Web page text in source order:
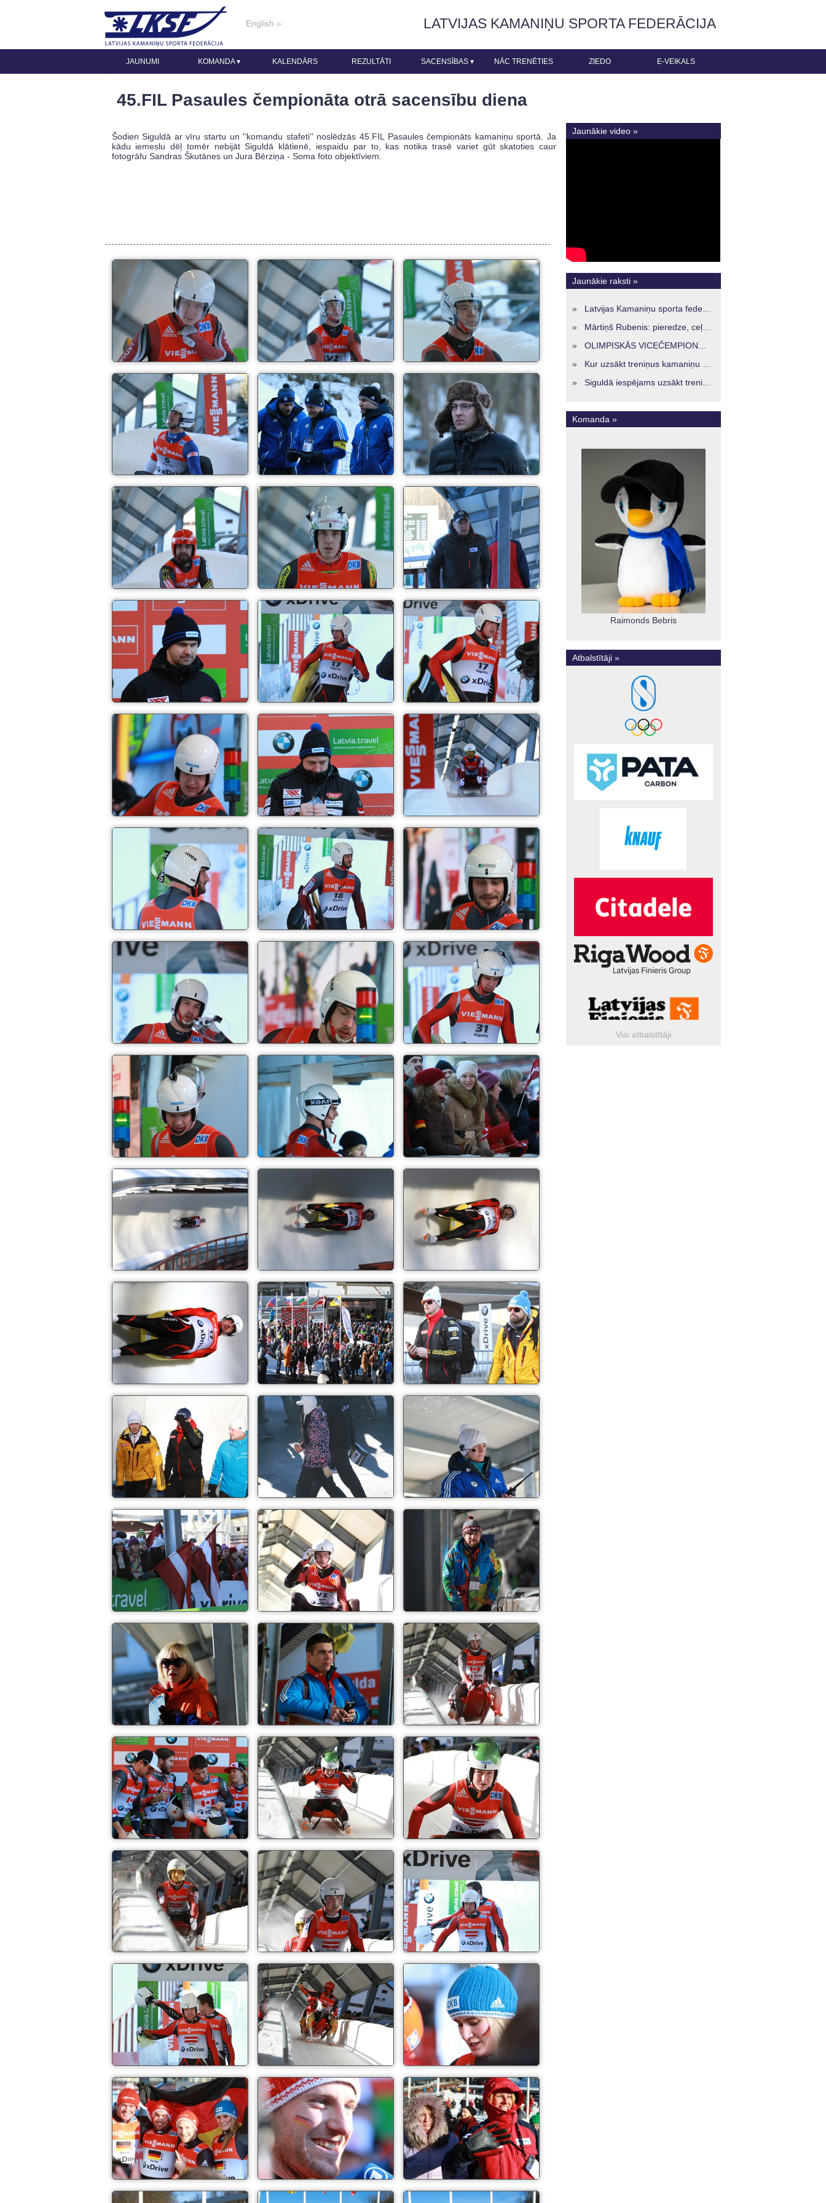
English » LATVIJAS KAMANIŅU SPORTA FEDERĀCIJA
JAUNUMI KOMANDA▾ KALENDĀRS REZULTĀTI SACENSĪBAS ▾ NĀC TRENĒTIES ZIEDO E-VEIKALS
45.FIL Pasaules čempionāta otrā sacensību diena
Šodien Siguldā ar vīru startu un ''komandu stafeti'' noslēdzās 45.FIL Pasaules čempionāts kamaniņu sportā. Ja
kādu iemeslu dēļ tomēr nebijāt Siguldā klātienē, iespaidu par to, kas notika trasē variet gūt skatoties caur
fotogrāfu Sandras Škutānes un Jura Bērziņa - Soma foto objektīviem.
Jaunākie video »
Jaunākie raksti »
» Latvijas Kamaniņu sporta federācijā ievēlēta vadība nākamajam četru gadu termiņam
» Mārtiņš Rubenis: pieredze, ceļš un skatījums uz Latvijas kamaniņu sportu
»OLIMPISKĀS VICEČEMPIONES ENERĢIJA TURPINĀS ARĪ STARPSEZONĀ
» Kur uzsākt treniņus kamaniņu sportā Latvijā? Iespējas jaunajiem sportistiem visos reģionos
»Siguldā iespējams uzsākt treniņus kamaniņu sportā – vide, kur veidojas nākamā sportistu paaudze
Komanda »
Raimonds Bebris
Atbalstītāji »
Visi atbalstītāji